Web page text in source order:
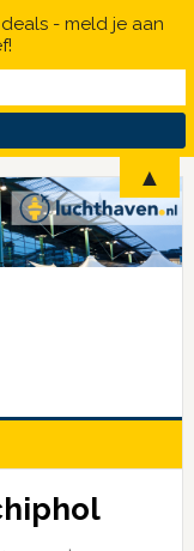
- meld je aan
▲